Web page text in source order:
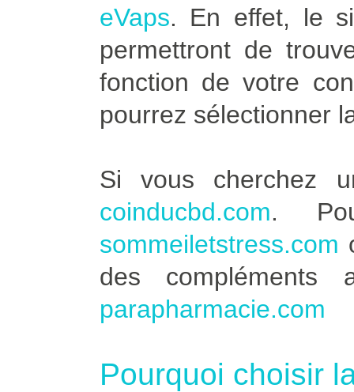
eVaps. En effet, le
permettront de
fonction de votre
pourrez sélectionner
Si vous cherchez
coinducbd.com.
sommeiletstress.com
des compléments
parapharmacie.com
Pourquoi choisir